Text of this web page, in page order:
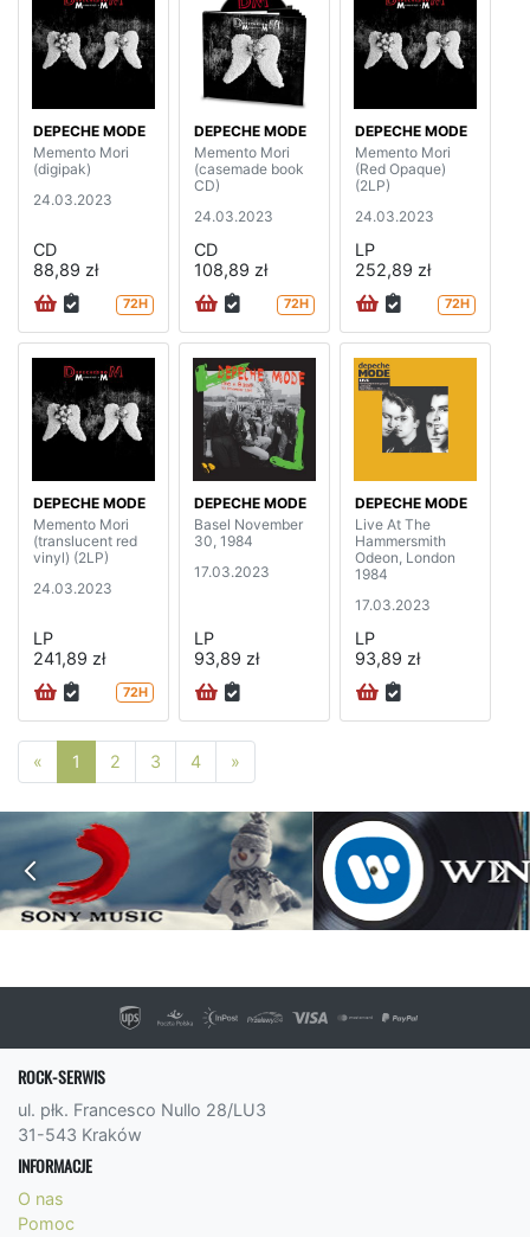
DEPECHE MODE
Memento Mori
(digipak)
24.03.2023
CD
88,89 zł
72H
DEPECHE MODE
Memento Mori
(casemade book
CD)
24.03.2023
CD
108,89 zł
72H
DEPECHE MODE
Memento Mori
(Red Opaque)
(2LP)
24.03.2023
LP
252,89 zł
72H
DEPECHE MODE
Memento Mori
(translucent red
vinyl) (2LP)
24.03.2023
LP
241,89 zł
72H
DEPECHE MODE
Basel November
30, 1984
17.03.2023
LP
93,89 zł
DEPECHE MODE
Live At The
Hammersmith
Odeon, London
1984
17.03.2023
LP
93,89 zł
« Poprzednia strona
1 2 3 4 »
ROCK-SERWIS
ul. płk. Francesco Nullo 28/LU3
31-543 Kraków
INFORMACJE
O nas
Pomoc